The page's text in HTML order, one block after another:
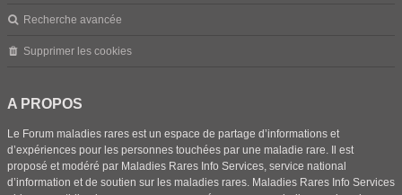
Recherche avancée
Supprimer les cookies
A PROPOS
Le Forum maladies rares est un espace de partage d’informations et
d’expériences pour les personnes touchées par une maladie rare. Il est
proposé et modéré par Maladies Rares Info Services, service national
d’information et de soutien sur les maladies rares. Maladies Rares Info Services